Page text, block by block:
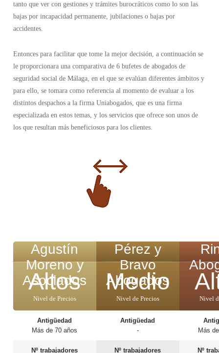
tanto que ver con gestiones y trámites burocráticos como lo son las
bajas por incapacidad permanente, jubilaciones o bajas por
accidentes.
Entonces para facilitar que tome la mejor decisión, a continuación se
le proporcionara una comparativa de 6 bufetes de abogados de
seguridad social de Málaga, en el que se evalúan diferentes ámbitos y
para ello, se tomara como referencia al momento de evaluar a los
distintos despachos a la firma Uniabogados, que es una firma
especializada en estos temas, y los servicios que ofrece son unos de
los que resultan más beneficiosos para los clientes.
Agustín
Moreno y
Asociados
Altos
Nivel de Precios
Antigüedad
Más de 70 años
Nº trabajadores
Pérez y
Bravo
Abogados
Medio
Nivel de Precios
Antigüedad
-
Nº trabajadores
Nivel
Más
Nº